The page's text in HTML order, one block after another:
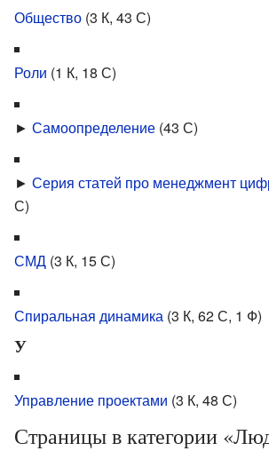
Общество (3 К, 43 С)
Роли (1 К, 18 С)
► Самоопределение (43 С)
► Серия статей про менеджмент
С)
СМД (3 К, 15 С)
Спиральная динамика (3 К, 62 С, 1 Ф)
У
Управление проектами (3 К, 48 С)
Страницы в категории